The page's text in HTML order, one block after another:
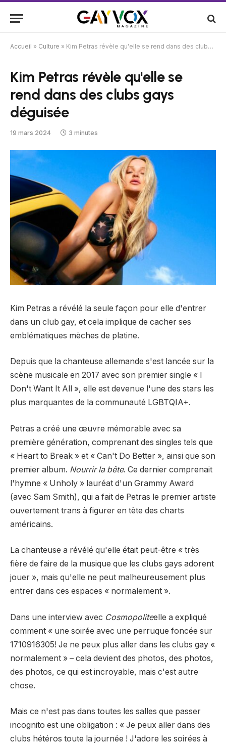
Accueil » Culture » Kim Petras révèle qu'elle se rend dans des clubs gays déguisée
Kim Petras révèle qu'elle se
rend dans des clubs gays
déguisée
19 mars 2024 3 minutes
Kim Petras a révélé la seule façon pour elle d'entrer
dans un club gay, et cela implique de cacher ses
emblématiques mèches de platine.
Depuis que la chanteuse allemande s'est lancée sur la
scène musicale en 2017 avec son premier single « I
Don't Want It All », elle est devenue l'une des stars les
plus marquantes de la communauté LGBTQIA+.
Petras a créé une œuvre mémorable avec sa
première génération, comprenant des singles tels que
« Heart to Break » et « Can't Do Better », ainsi que son
premier album. Nourrir la bête. Ce dernier comprenait
l'hymne « Unholy » lauréat d'un Grammy Award
(avec Sam Smith), qui a fait de Petras le premier artiste
ouvertement trans à figurer en tête des charts
américains.
La chanteuse a révélé qu'elle était peut-être « très
fière de faire de la musique que les clubs gays adorent
jouer », mais qu'elle ne peut malheureusement plus
entrer dans ces espaces « normalement ».
Dans une interview avec Cosmopoliteelle a expliqué
comment « une soirée avec une perruque foncée sur
1710916305! Je ne peux plus aller dans les clubs gay «
normalement » – cela devient des photos, des photos,
des photos, ce qui est incroyable, mais c'est autre
chose.
Mais ce n'est pas dans toutes les salles que passer
incognito est une obligation : « Je peux aller dans des
clubs hétéros toute la journée ! J'adore les soirées à